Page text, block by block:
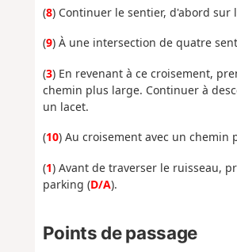
(8) Continuer le sentier, d'abord sur
(9) À une intersection de quatre
(3) En revenant à ce croisement,
chemin plus large. Continuer à
un lacet.
(10) Au croisement avec un
(1) Avant de traverser le ruisseau,
parking (D/A).
Points de passage